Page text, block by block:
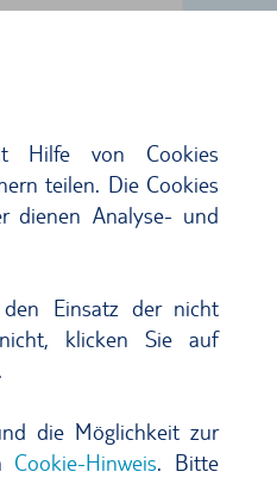
Hilfe von Cookies
teilen. Die Cookies
dienen Analyse- und
den Einsatz der nicht
klicken Sie auf
die Möglichkeit zur
Cookie-Hinweis. Bitte
vor Übernahme